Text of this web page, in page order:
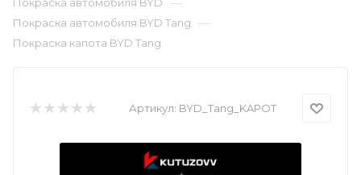
Покраска автомобиля BYD Tang —
Покраска капота BYD Tang
Артикул: BYD_Tang_KAPOT